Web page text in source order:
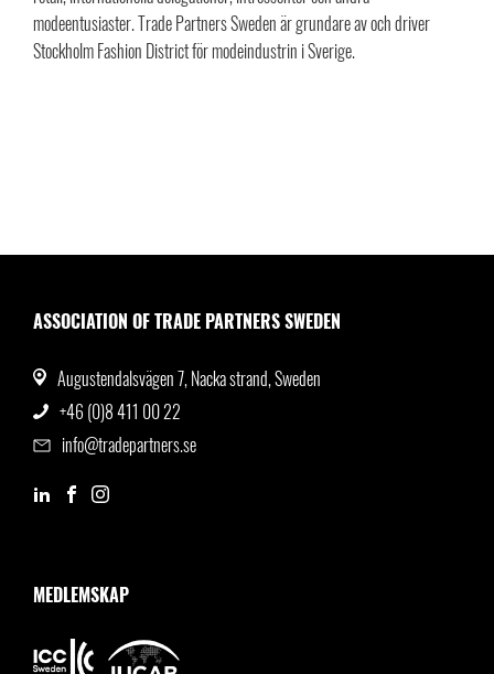
modeentusiaster. Trade Partners Sweden är grundare av och driver
Stockholm Fashion District för modeindustrin i Sverige.
ASSOCIATION OF TRADE PARTNERS SWEDEN
Augustendalsvägen 7, Nacka strand, Sweden
+46 (0)8 411 00 22
info@tradepartners.se
MEDLEMSKAP